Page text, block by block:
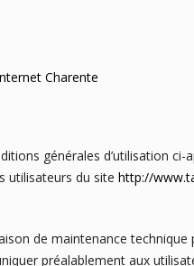
Charente
générales d’utilisation ci-
utilisateurs du site http://
de maintenance
préalablement aux